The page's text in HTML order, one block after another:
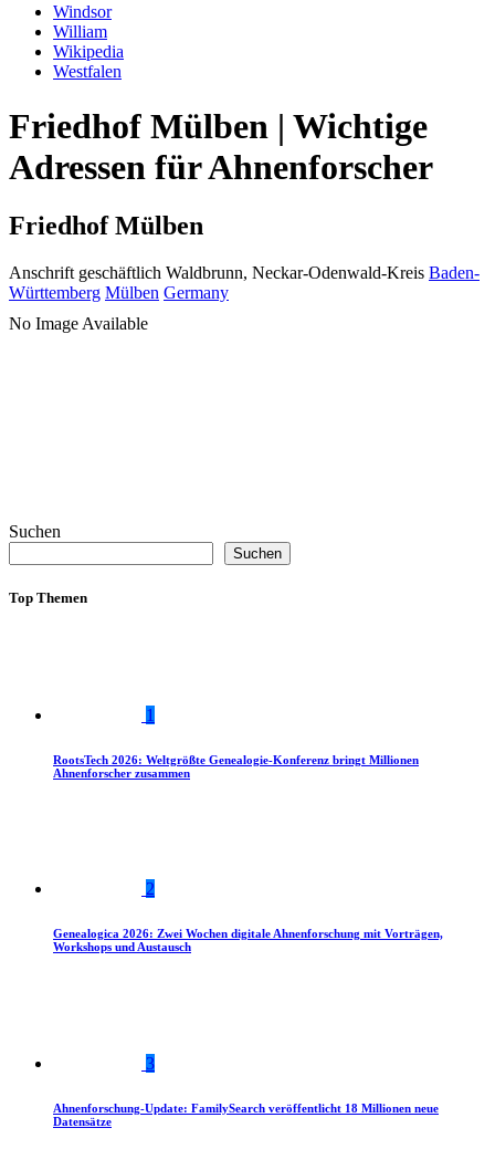
Windsor
William
Wikipedia
Westfalen
Friedhof Mülben | Wichtige
Adressen für Ahnenforscher
Friedhof Mülben
Anschrift geschäftlich Waldbrunn, Neckar-Odenwald-Kreis Baden-
Württemberg Mülben Germany
No Image Available
Suchen
Suchen
Top Themen
1
RootsTech 2026: Weltgrößte Genealogie-Konferenz bringt Millionen
Ahnenforscher zusammen
2
Genealogica 2026: Zwei Wochen digitale Ahnenforschung mit Vorträgen,
Workshops und Austausch
3
Ahnenforschung-Update: FamilySearch veröffentlicht 18 Millionen neue
Datensätze